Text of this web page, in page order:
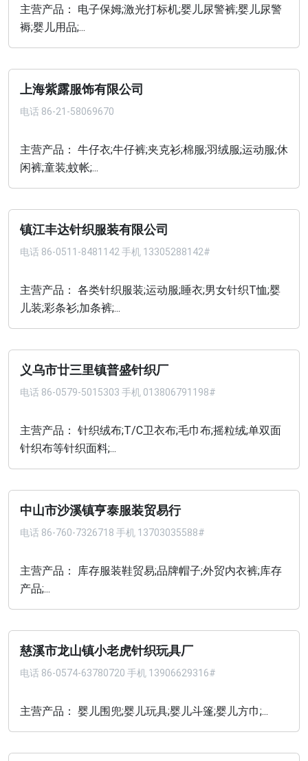
主营产品： 电子保姆;激光打标机;婴儿尿警裤;婴儿尿警
褥;婴儿用品;...
上海紫露服饰有限公司
电话 86-21-58069670
主营产品： 牛仔衣;牛仔裤;夹克衫;棉服;羽绒服;运动服;休
闲裤;童装;蚊帐;...
镇江丰达针织服装有限公司
电话 86-0511-8481142 手机 13305288142#
主营产品： 各类针织服装;运动服;睡衣;男女针织T恤;婴
儿装;彩条衫;加条裤;...
义乌市廿三里镇普盛针织厂
电话 86-0579-5015303 手机 013806791198#
主营产品： 针织绒布;T/C卫衣布;毛巾布;摇粒绒;单双面
针织布等针织面料;...
中山市沙溪镇亨泰服装贸易行
电话 86-760-7326718 手机 13703035588#
主营产品： 库存服装鞋贸易;品牌帽子;外贸内衣裤;库存
产品;...
慈溪市龙山镇小老虎针织玩具厂
电话 86-0574-63780720 手机 13906629316#
主营产品： 婴儿围兜;婴儿玩具;婴儿斗篷;婴儿方巾;...